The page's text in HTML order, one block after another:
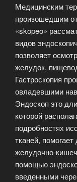
в
Медицинским
произошедшим
«skopeo»
видов
позволяет
желудок,
Гастроскопия
овладевшими
Эндоскоп это
которой
подробностях
тканей,
желудочно-
помощью
введенными